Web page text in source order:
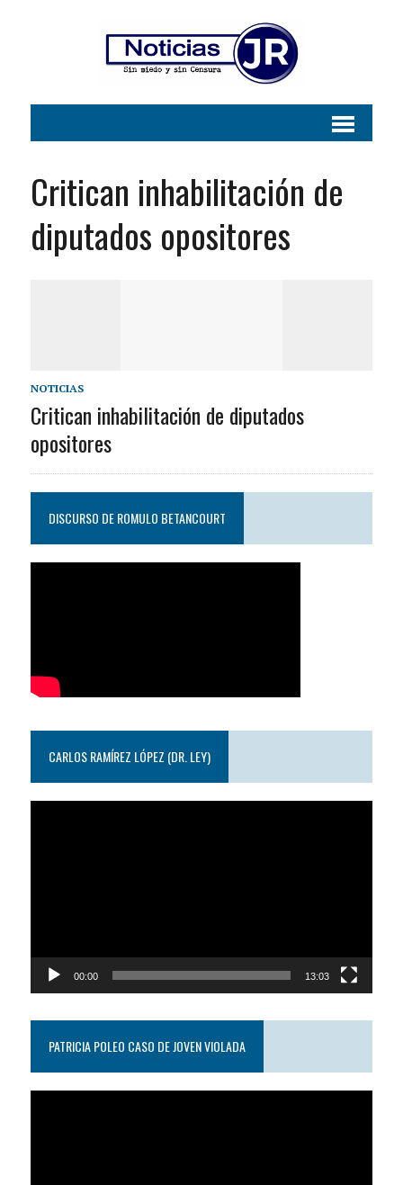
Critican inhabilitación de
diputados opositores
NOTICIAS
Critican inhabilitación de diputados
opositores
DISCURSO DE ROMULO BETANCOURT
CARLOS RAMÍREZ LÓPEZ (DR. LEY)
00:00 13:03
PATRICIA POLEO CASO DE JOVEN VIOLADA